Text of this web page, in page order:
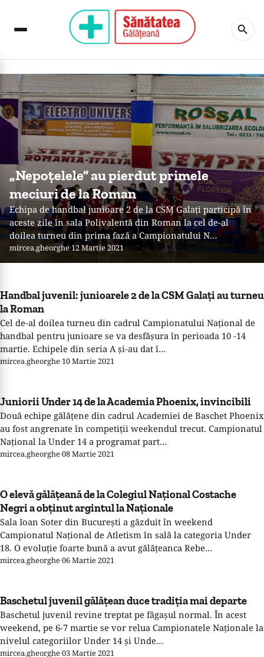
„Nepoţelele” au pierdut primele
meciuri de la Roman
Echipa de handbal junioare 2 de la CSM Galaţi participă în
aceste zile în sala Polivalentă din Roman la cel de-al
doilea turneu din prima fază a Campionatului N…
mircea.gheorghe·12 Martie 2021
Handbal juvenil: junioarele 2 de la CSM Galaţi au turneu
la Roman
Cel de-al doilea turneu din cadrul Campionatului Naţional de
handbal pentru junioare se va desfăşura în perioada 10 -14
martie. Echipele din seria A şi-au dat î…
mircea.gheorghe·10 Martie 2021
Juniorii Under 14 de la Academia Phoenix, invincibili
Două echipe gălățene din cadrul Academiei de Baschet Phoenix
au fost angrenate în competiții weekendul trecut. Campionatul
Național la Under 14 a programat part…
mircea.gheorghe·08 Martie 2021
O elevă gălăţeană de la Colegiul Naţional Costache
Negri a obţinut argintul la Naţionale
Sala Ioan Soter din Bucureşti a găzduit în weekend
Campionatul Naţional de Atletism în sală la categoria Under
18. O evoluţie foarte bună a avut gălăţeanca Rebe…
mircea.gheorghe·06 Martie 2021
Baschetul juvenil gălăţean duce tradiţia mai departe
Baschetul juvenil revine treptat pe făgaşul normal. În acest
weekend, pe 6-7 martie se vor relua Campionatele Naţionale la
nivelul categoriilor Under 14 şi Unde…
mircea.gheorghe·03 Martie 2021